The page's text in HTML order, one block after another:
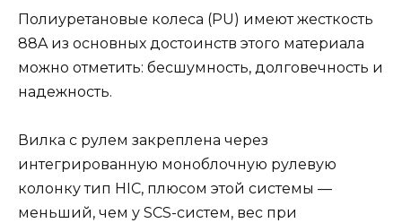
Полиуретановые колеса (PU) имеют жесткость
88A из основных достоинств этого материала
можно отметить: бесшумность, долговечность и
надежность.
Вилка с рулем закреплена через
интегрированную моноблочную рулевую
колонку тип HIC, плюсом этой системы —
меньший, чем у SCS-систем, вес при